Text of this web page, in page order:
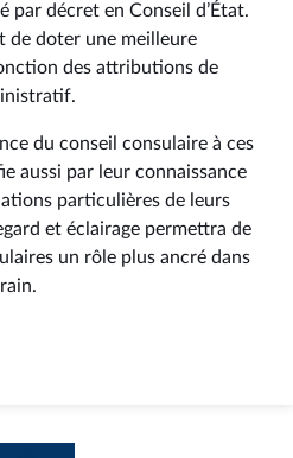
décret en Conseil d’État.
de doter une meilleure
des attributions de
du conseil consulaire à ces
aussi par leur connaissance
particulières de leurs
et éclairage permettra de
un rôle plus ancré dans